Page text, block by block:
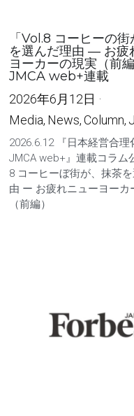
「Vol.8 コーヒーの
を選んだ理由 ― お疲
ヨーカーの現実（前編
JMCA web+連載
2026年6月12日 ·
Media, News, Column,
2026.6.12 『日本経営合理
JMCA web+』連載コラム
8 コーヒーぼ街が、抹茶
由 ー お疲れニューヨーカ
（前編）